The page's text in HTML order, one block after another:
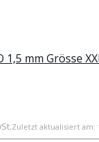
1,5 mm Grösse
Zuletzt aktualisiert am: